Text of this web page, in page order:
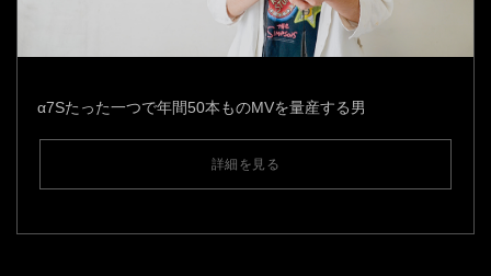
α7Sたった一つで年間50本ものMVを量産する男
詳細を見る